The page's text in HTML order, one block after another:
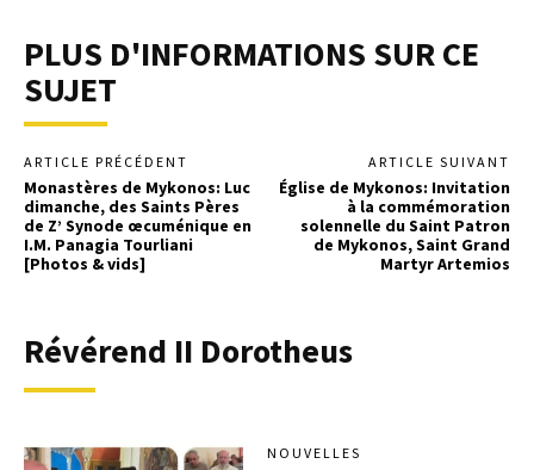
PLUS D'INFORMATIONS SUR CE
SUJET
ARTICLE PRÉCÉDENT
Monastères de Mykonos: Luc
dimanche, des Saints Pères
de Z’ Synode œcuménique en
I.M. Panagia Tourliani
[Photos & vids]
ARTICLE SUIVANT
Église de Mykonos: Invitation
à la commémoration
solennelle du Saint Patron
de Mykonos, Saint Grand
Martyr Artemios
Révérend II Dorotheus
NOUVELLES